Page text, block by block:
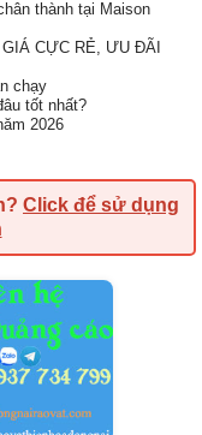
thành tại Maison
CỰC RẺ, ƯU ĐÃI
chạy
tốt nhất?
2026
Click để sử dụng